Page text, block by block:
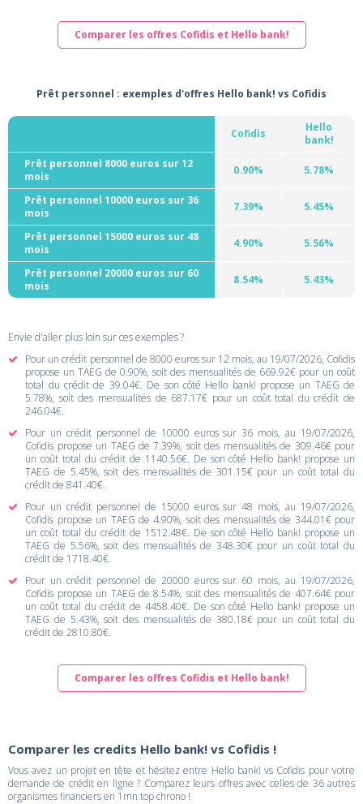
Comparer les offres Cofidis et Hello bank!
Prêt personnel : exemples d'offres Hello bank! vs Cofidis
Cofidis
Hello
bank!
Prêt personnel 8000 euros sur 12
mois
0.90% 5.78%
Prêt personnel 10000 euros sur 36
mois
7.39% 5.45%
Prêt personnel 15000 euros sur 48
mois
4.90% 5.56%
Prêt personnel 20000 euros sur 60
mois
8.54% 5.43%
Envie d'aller plus loin sur ces exemples ?
Pour un crédit personnel de 8000 euros sur 12 mois, au 19/07/2026, Cofidis
propose un TAEG de 0.90%, soit des mensualités de 669.92€ pour un coût
total du crédit de 39.04€. De son côté Hello bank! propose un TAEG de
5.78%, soit des mensualités de 687.17€ pour un coût total du crédit de
246.04€.
Pour un crédit personnel de 10000 euros sur 36 mois, au 19/07/2026,
Cofidis propose un TAEG de 7.39%, soit des mensualités de 309.46€ pour
un coût total du crédit de 1140.56€. De son côté Hello bank! propose un
TAEG de 5.45%, soit des mensualités de 301.15€ pour un coût total du
crédit de 841.40€.
Pour un crédit personnel de 15000 euros sur 48 mois, au 19/07/2026,
Cofidis propose un TAEG de 4.90%, soit des mensualités de 344.01€ pour
un coût total du crédit de 1512.48€. De son côté Hello bank! propose un
TAEG de 5.56%, soit des mensualités de 348.30€ pour un coût total du
crédit de 1718.40€.
Pour un crédit personnel de 20000 euros sur 60 mois, au 19/07/2026,
Cofidis propose un TAEG de 8.54%, soit des mensualités de 407.64€ pour
un coût total du crédit de 4458.40€. De son côté Hello bank! propose un
TAEG de 5.43%, soit des mensualités de 380.18€ pour un coût total du
crédit de 2810.80€.
Comparer les offres Cofidis et Hello bank!
Comparer les credits Hello bank! vs Cofidis !
Vous avez un projet en tête et hésitez entre Hello bank! vs Cofidis pour votre
demande de crédit en ligne ? Comparez leurs offres avec celles de 36 autres
organismes financiers en 1mn top chrono !